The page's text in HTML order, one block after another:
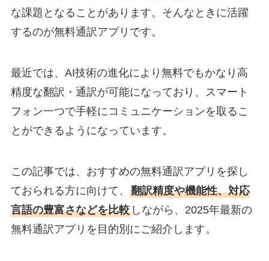
な課題となることがあります。そんなときに活躍
するのが無料通訳アプリです。
最近では、AI技術の進化により無料でもかなり高
精度な翻訳・通訳が可能になっており、スマート
フォン一つで手軽にコミュニケーションを取るこ
とができるようになっています。
この記事では、おすすめの無料通訳アプリを探し
ておられる方に向けて、 翻訳精度や機能性、対応
言語の豊富さなどを比較しながら、2025年最新の
無料通訳アプリを目的別にご紹介します。